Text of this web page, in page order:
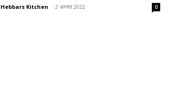
Hebbars Kitchen - 2 अगस्त 2022 0